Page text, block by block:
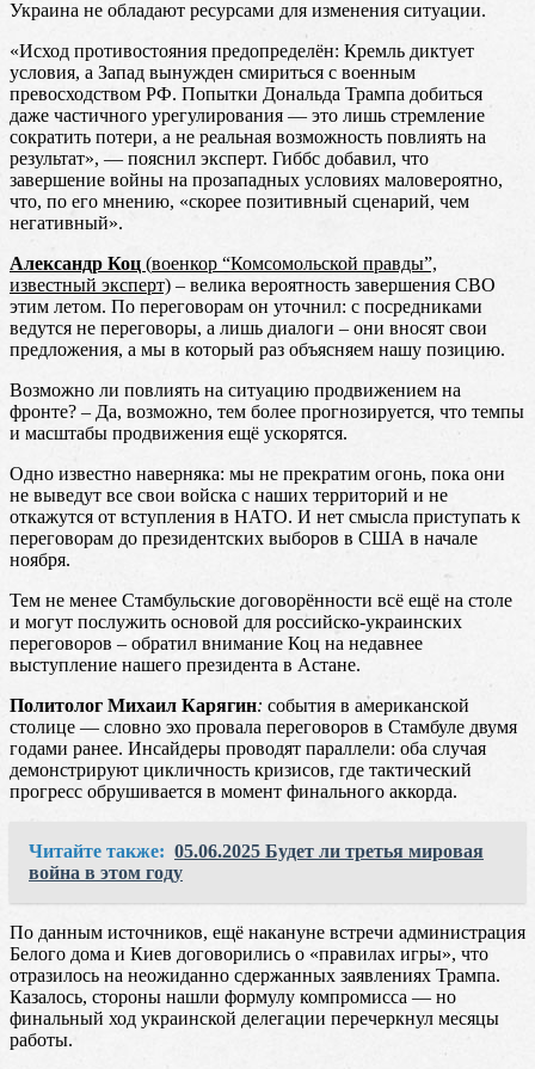
Украина не обладают ресурсами для изменения ситуации.
«Исход противостояния предопределён: Кремль диктует
условия, а Запад вынужден смириться с военным
превосходством РФ. Попытки Дональда Трампа добиться
даже частичного урегулирования — это лишь стремление
сократить потери, а не реальная возможность повлиять на
результат», — пояснил эксперт. Гиббс добавил, что
завершение войны на прозападных условиях маловероятно,
что, по его мнению, «скорее позитивный сценарий, чем
негативный».
Александр Коц (военкор “Комсомольской правды”,
известный эксперт) – велика вероятность завершения СВО
этим летом. По переговорам он уточнил: с посредниками
ведутся не переговоры, а лишь диалоги – они вносят свои
предложения, а мы в который раз объясняем нашу позицию.
Возможно ли повлиять на ситуацию продвижением на
фронте? – Да, возможно, тем более прогнозируется, что темпы
и масштабы продвижения ещё ускорятся.
Одно известно наверняка: мы не прекратим огонь, пока они
не выведут все свои войска с наших территорий и не
откажутся от вступления в НАТО. И нет смысла приступать к
переговорам до президентских выборов в США в начале
ноября.
Тем не менее Стамбульские договорённости всё ещё на столе
и могут послужить основой для российско-украинских
переговоров – обратил внимание Коц на недавнее
выступление нашего президента в Астане.
Политолог Михаил Карягин: события в американской
столице — словно эхо провала переговоров в Стамбуле двумя
годами ранее. Инсайдеры проводят параллели: оба случая
демонстрируют цикличность кризисов, где тактический
прогресс обрушивается в момент финального аккорда.
Читайте также: 05.06.2025 Будет ли третья мировая
война в этом году
По данным источников, ещё накануне встречи администрация
Белого дома и Киев договорились о «правилах игры», что
отразилось на неожиданно сдержанных заявлениях Трампа.
Казалось, стороны нашли формулу компромисса — но
финальный ход украинской делегации перечеркнул месяцы
работы.